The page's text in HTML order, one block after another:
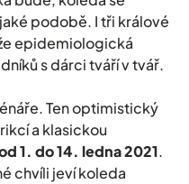
podobě. I tři králové
epidemiologická
s dárci tváří v tvář.
Ten optimistický
a klasickou
1. do 14. ledna 2021.
chvíli jeví koleda